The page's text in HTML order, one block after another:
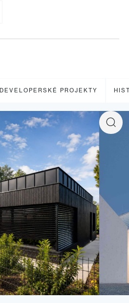
DEVELOPERSKÉ PROJEKTY